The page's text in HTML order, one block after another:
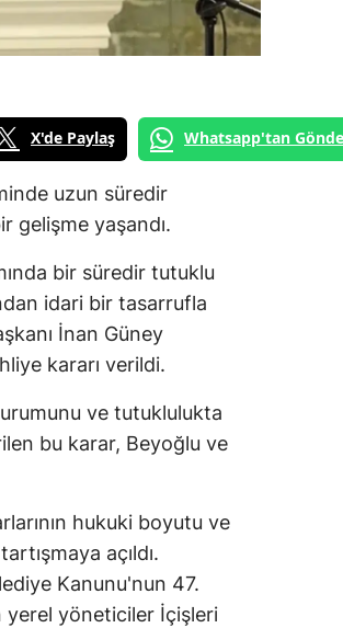
X'de Paylaş Whatsapp'tan
uzun süredir
gelişme yaşandı.
bir süredir tutuklu
idari bir tasarrufla
İnan Güney
kararı verildi.
ve tutuklulukta
bu karar, Beyoğlu ve
hukuki boyutu ve
açıldı.
Kanunu'nun 47.
yerel yöneticiler İçişleri